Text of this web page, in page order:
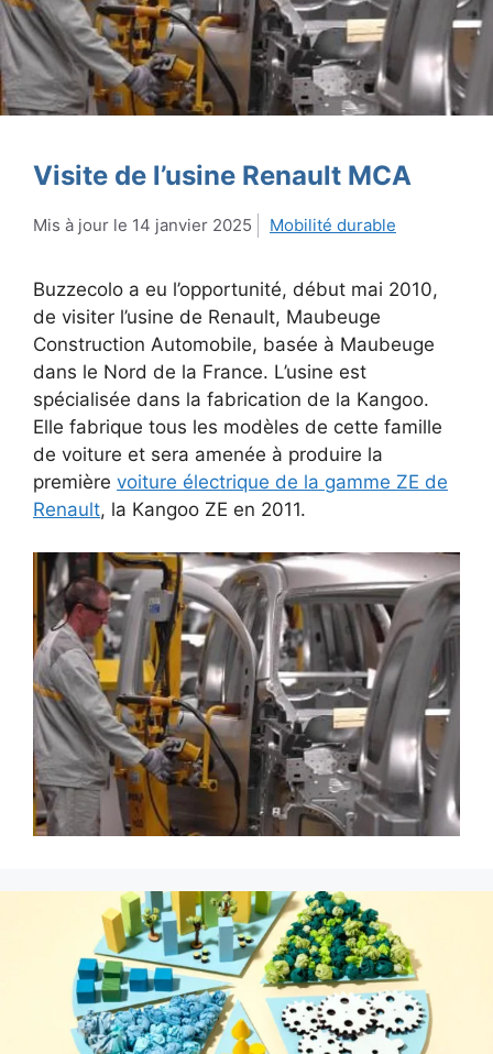
Visite de l’usine Renault MCA
14 janvier 2025 Mobilité durable
Buzzecolo a eu l’opportunité, début mai 2010,
de visiter l’usine de Renault, Maubeuge
Construction Automobile, basée à Maubeuge
dans le Nord de la France. L’usine est
spécialisée dans la fabrication de la Kangoo.
Elle fabrique tous les modèles de cette famille
de voiture et sera amenée à produire la
première voiture électrique de la gamme ZE de
Renault, la Kangoo ZE en 2011.